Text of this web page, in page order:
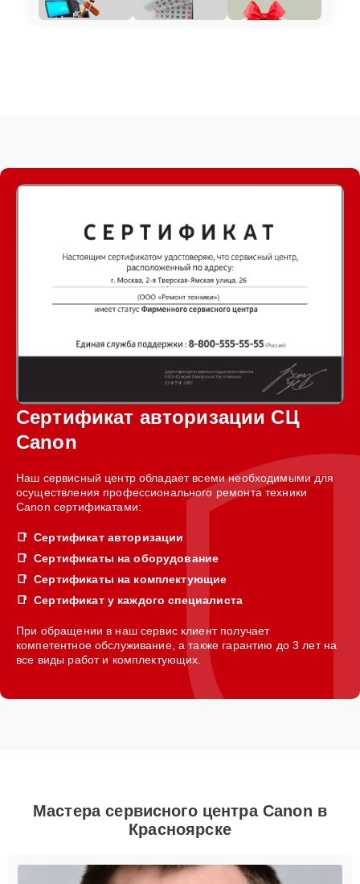
Сертификат авторизации СЦ
Canon
Наш сервисный центр обладает всеми необходимыми для
осуществления профессионального ремонта техники
Canon сертификатами:
Сертификат авторизации
Сертификаты на оборудование
Сертификаты на комплектующие
Сертификат у каждого специалиста
При обращении в наш сервис клиент получает
компетентное обслуживание, а также гарантию до 3 лет на
все виды работ и комплектующих.
Мастера сервисного центра Canon в
Красноярске